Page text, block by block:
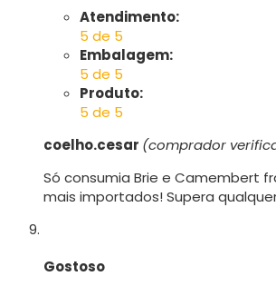
Atendimento:
5 de 5
Embalagem:
5 de 5
Produto:
5 de 5
coelho.cesar (comprador
Só consumia Brie e Camembert
mais importados! Supera
Gostoso